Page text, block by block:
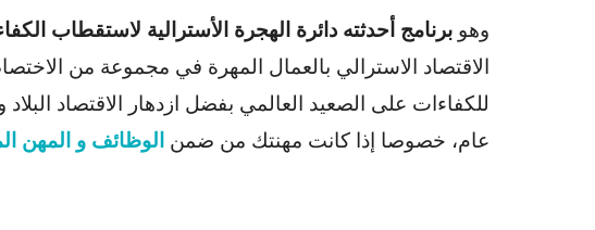
وهو برنامج أحدثته دائرة الهجرة الأسترالية لاستقطاب
الاقتصاد الاسترالي بالعمال المهرة في مجموعة من
للكفاءات على الصعيد العالمي بفضل ازدهار الاقتصاد
عام، خصوصا إذا كانت مهنتك من ضمن الوظائف و المهن